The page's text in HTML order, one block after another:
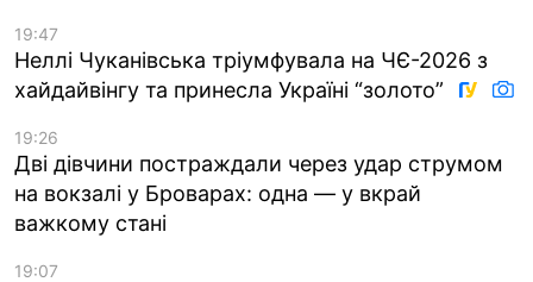
19:47
Неллі Чуканівська тріумфувала на ЧЄ-2026 з
хайдайвінгу та принесла Україні “золото”
19:26
Дві дівчини постраждали через удар струмом
на вокзалі у Броварах: одна — у вкрай
важкому стані
19:07